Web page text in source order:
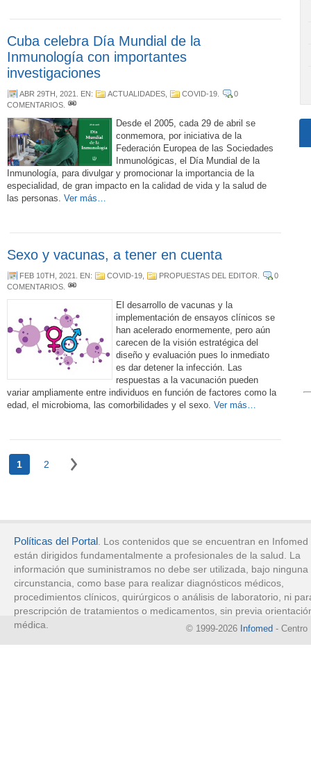
Cuba celebra Día Mundial de la
Inmunología con importantes
investigaciones
ABR 29TH, 2021 . EN: ACTUALIDADES COVID-19
0
COMENTARIOS
Desde el 2005, cada 29 de abril se
conmemora, por iniciativa de la
Federación Europea de las Sociedades
Inmunológicas, el Día Mundial de la
Inmunología, para divulgar y promocionar la importancia de la
especialidad, de gran impacto en la calidad de vida y la salud de
las personas. Ver más…
Sexo y vacunas, a tener en cuenta
FEB 10TH, 2021 . EN: COVID-19 PROPUESTAS DEL EDITOR
0
COMENTARIOS
El desarrollo de vacunas y la
implementación de ensayos clínicos se
han acelerado enormemente, pero aún
carecen de la visión estratégica del
diseño y evaluación pues lo inmediato
es dar detener la infección. Las
respuestas a la vacunación pueden
variar ampliamente entre individuos en función de factores como la
edad, el microbioma, las comorbilidades y el sexo. Ver más…
1 2
Políticas del Portal. Los contenidos que se encuentran en Infomed
están dirigidos fundamentalmente a profesionales de la salud. La
información que suministramos no debe ser utilizada, bajo ninguna
circunstancia, como base para realizar diagnósticos médicos,
procedimientos clínicos, quirúrgicos o análisis de laboratorio, ni
prescripción de tratamientos o medicamentos, sin previa
médica.
© 1999-2026 Infomed - Centro